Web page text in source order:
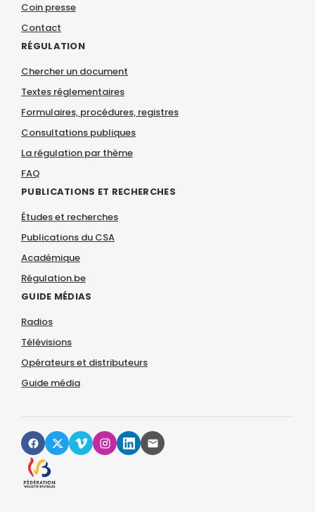
Coin presse
Contact
RÉGULATION
Chercher un document
Textes réglementaires
Formulaires, procédures, registres
Consultations publiques
La régulation par thème
FAQ
PUBLICATIONS ET RECHERCHES
Études et recherches
Publications du CSA
Académique
Régulation.be
GUIDE MÉDIAS
Radios
Télévisions
Opérateurs et distributeurs
Guide média